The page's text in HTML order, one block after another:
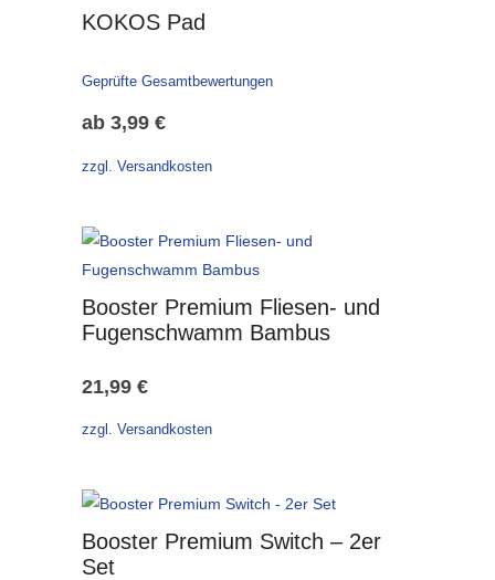
KOKOS Pad
Geprüfte Gesamtbewertungen
ab 3,99 €
zzgl. Versandkosten
Booster Premium Fliesen- und
Fugenschwamm Bambus
21,99 €
zzgl. Versandkosten
Booster Premium Switch – 2er
Set